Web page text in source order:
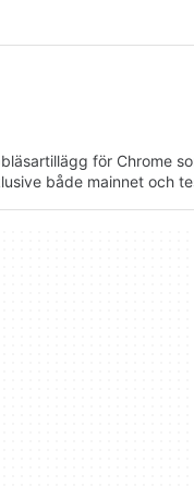
för Chrome
både mainnet och